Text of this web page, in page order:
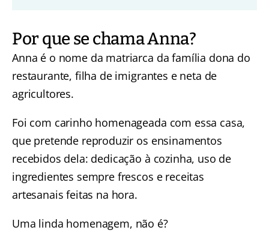
Por que se chama Anna?
Anna é o nome da matriarca da família dona do
restaurante, filha de imigrantes e neta de
agricultores.
Foi com carinho homenageada com essa casa,
que pretende reproduzir os ensinamentos
recebidos dela: dedicação à cozinha, uso de
ingredientes sempre frescos e receitas
artesanais feitas na hora.
Uma linda homenagem, não é?